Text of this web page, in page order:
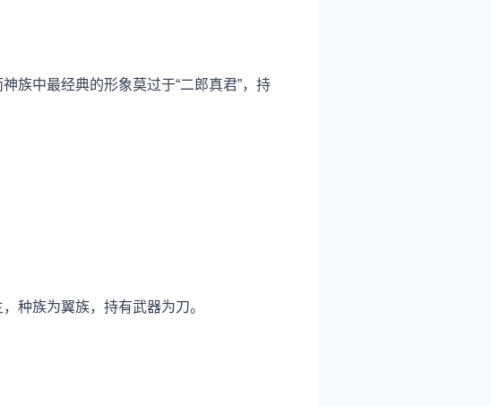
族中最经典的形象莫过于“二郎真君”，持
种族为翼族，持有武器为刀。